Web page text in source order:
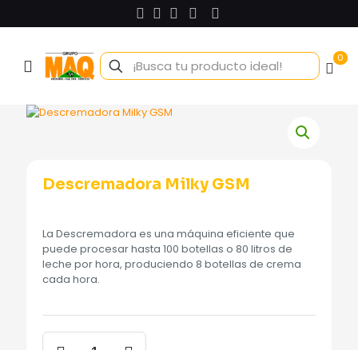
0
Descremadora Milky GSM
La Descremadora es una máquina eficiente que
puede procesar hasta 100 botellas o 80 litros de
leche por hora, produciendo 8 botellas de crema
cada hora.
Descremadora